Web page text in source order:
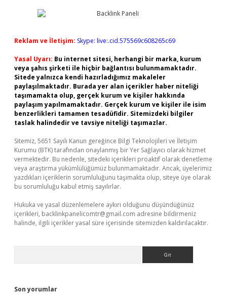
Reklam ve İletişim: Skype: live:.cid.575569c608265c69
Yasal Uyarı: Bu internet sitesi, herhangi bir marka, kurum
veya şahıs şirketi ile hiçbir bağlantısı bulunmamaktadır.
Sitede yalnızca kendi hazırladığımız makaleler
paylaşılmaktadır. Burada yer alan içerikler haber niteliği
taşımamakta olup, gerçek kurum ve kişiler hakkında
paylaşım yapılmamaktadır. Gerçek kurum ve kişiler ile isim
benzerlikleri tamamen tesadüfidir. Sitemizdeki bilgiler
taslak halindedir ve tavsiye niteliği taşımazlar.
Sitemiz, 5651 Sayılı Kanun gereğince Bilgi Teknolojileri ve İletişim
Kurumu (BTK) tarafından onaylanmış bir Yer Sağlayıcı olarak hizmet
vermektedir. Bu nedenle, sitedeki içerikleri proaktif olarak denetleme
veya araştırma yükümlülüğümüz bulunmamaktadır. Ancak, üyelerimiz
yazdıkları içeriklerin sorumluluğunu taşımakta olup, siteye üye olarak
bu sorumluluğu kabul etmiş sayılırlar.
Hukuka ve yasal düzenlemelere aykırı olduğunu düşündüğünüz
içerikleri, backlinkpanelicomtr@gmail.com adresine bildirmeniz
halinde, ilgili içerikler yasal süre içerisinde sitemizden kaldırılacaktır.
Son yorumlar